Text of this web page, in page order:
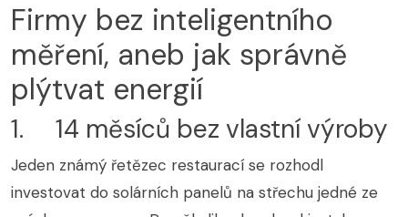
Firmy bez inteligentního
měření, aneb jak správně
plýtvat energií
1. 14 měsíců bez vlastní výroby
Jeden známý řetězec restaurací se rozhodl
investovat do solárních panelů na střechu jedné ze